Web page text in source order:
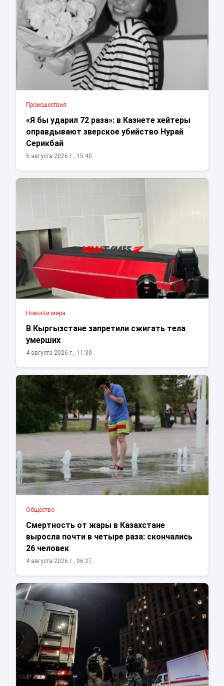
Проиcшествия
«Я бы ударил 72 раза»: в Казнете хейтеры
оправдывают зверское убийство Нурай
Серикбай
5 августа 2026 г., 15:40
Новости мира
В Кыргызстане запретили сжигать тела
умерших
4 августа 2026 г., 11:30
Общество
Смертность от жары в Казахстане
выросла почти в четыре раза: скончались
26 человек
4 августа 2026 г., 06:27